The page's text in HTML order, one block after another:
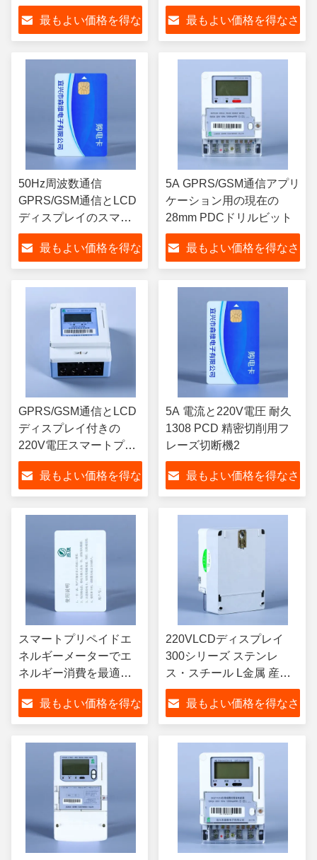
ター 電源 DC通信
GPRS 正確性クラス20
最もよい価格を得な
ヘビーデューティー用途
向け最もよい価格を得なさ
50Hz周波数通信
GPRS/GSM通信とLCD
ディスプレイのスマー
トプリペイドエネルギ
ーメーター
最もよい価格を得な
5A GPRS/GSM通信アプリ
ケーション用の現在の
28mm PDCドリルビット
最もよい価格を得なさ
GPRS/GSM通信とLCD
ディスプレイ付きの
220V電圧スマートプリ
ペイドエネルギーメー
ター最もよい価格を得な
5A 電流と220V電圧 耐久
1308 PCD 精密切削用フ
レーズ切断機2
最もよい価格を得なさ
スマートプリペイドエ
ネルギーメーターでエ
ネルギー消費を最適化
する AC/DC電源 50Hz
周波数とGPRS/GSM通
信
最もよい価格を得な
220VLCDディスプレイ
300シリーズ ステンレ
ス・スチール L金属 産業
用アプリケーションのた
めの最良の選択肢
最もよい価格を得なさ